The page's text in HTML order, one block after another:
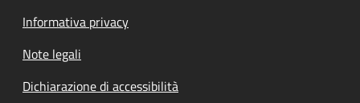
Informativa privacy
Note legali
Dichiarazione di accessibilità